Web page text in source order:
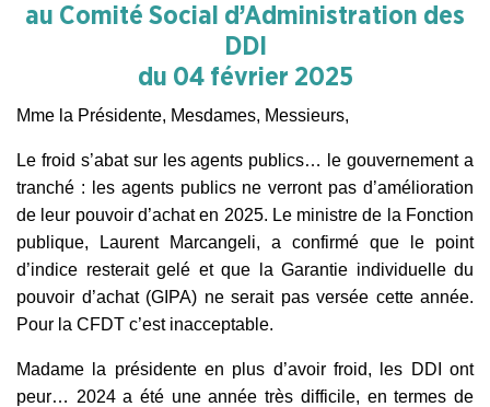
au Comité Social d’Administration des
DDI
du 04 février 2025
Mme la Présidente, Mesdames, Messieurs,
Le froid s’abat sur les agents publics… le gouvernement a
tranché : les agents publics ne verront pas d’amélioration
de leur pouvoir d’achat en 2025. Le ministre de la Fonction
publique, Laurent Marcangeli, a confirmé que le point
d’indice resterait gelé et que la Garantie individuelle du
pouvoir d’achat (GIPA) ne serait pas versée cette année.
Pour la CFDT c’est inacceptable.
Madame la présidente en plus d’avoir froid, les DDI ont
peur… 2024 a été une annéetrès difficile, en termes de